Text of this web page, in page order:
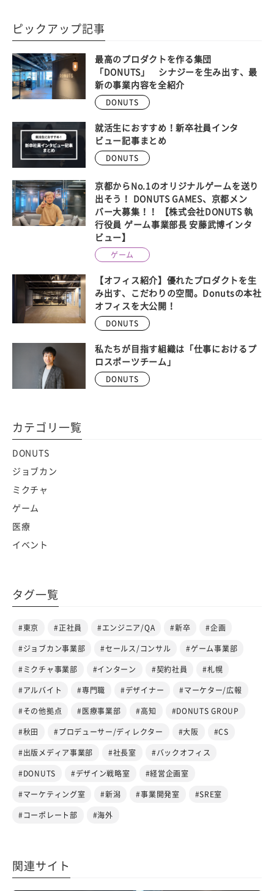
ピックアップ記事
最高のプロダクトを作る集団
「DONUTS」 シナジーを生み出す、最
新の事業内容を全紹介
DONUTS
就活生におすすめ！新卒社員インタ
ビュー記事まとめ
DONUTS
京都からNo.1のオリジナルゲームを送り
出そう！ DONUTS GAMES、京都メン
バー大募集！！ 【株式会社DONUTS 執
行役員 ゲーム事業部長 安藤武博インタ
ビュー】
ゲーム
【オフィス紹介】優れたプロダクトを生
み出す、こだわりの空間。Donutsの本社
オフィスを大公開！
DONUTS
私たちが目指す組織は「仕事におけるプ
ロスポーツチーム」
DONUTS
カテゴリ一覧
DONUTS
ジョブカン
ミクチャ
ゲーム
医療
イベント
タグ一覧
#東京 #正社員 #エンジニア/QA #新卒 #企画
#ジョブカン事業部 #セールス/コンサル #ゲーム事業部
#ミクチャ事業部 #インターン #契約社員 #札幌
#アルバイト #専門職 #デザイナー #マーケター/広報
#その他拠点 #医療事業部 #高知 #DONUTS GROUP
#秋田 #プロデューサー/ディレクター #大阪 #CS
#出版メディア事業部 #社長室 #バックオフィス
#DONUTS #デザイン戦略室 #経営企画室
#マーケティング室 #新潟 #事業開発室 #SRE室
#コーポレート部 #海外
関連サイト